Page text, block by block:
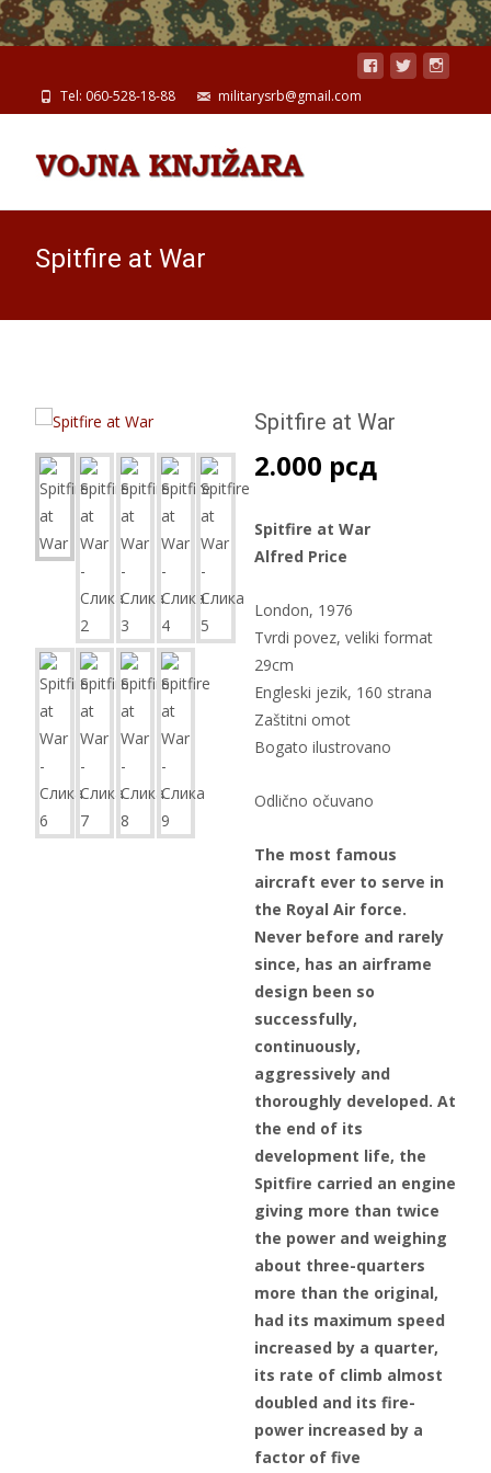
Tel: 060-528-18-88 militarysrb@gmail.com
Spitfire at War
Spitfire at War
2.000 рсд
Spitfire at War
Alfred Price
London, 1976
Tvrdi povez, veliki format
29cm
Engleski jezik, 160 strana
Zaštitni omot
Bogato ilustrovano
Odlično očuvano
The most famous
aircraft ever to serve in
the Royal Air force.
Never before and rarely
since, has an airframe
design been so
successfully,
continuously,
aggressively and
thoroughly developed. At
the end of its
development life, the
Spitfire carried an engine
giving more than twice
the power and weighing
about three-quarters
more than the original,
had its maximum speed
increased by a quarter,
its rate of climb almost
doubled and its fire-
power increased by a
factor of five